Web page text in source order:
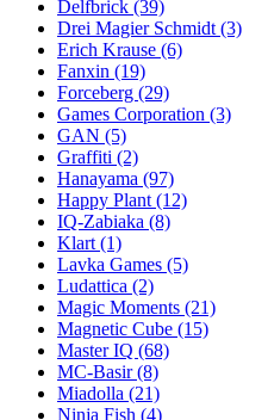
Delfbrick (39)
Drei Magier Schmidt (3)
Erich Krause (6)
Fanxin (19)
Forceberg (29)
Games Corporation (3)
GAN (5)
Graffiti (2)
Hanayama (97)
Happy Plant (12)
IQ-Zabiaka (8)
Klart (1)
Lavka Games (5)
Ludattica (2)
Magic Moments (21)
Magnetic Cube (15)
Master IQ (68)
MC-Basir(8)
Miadolla (21)
Ninja Fish (4)